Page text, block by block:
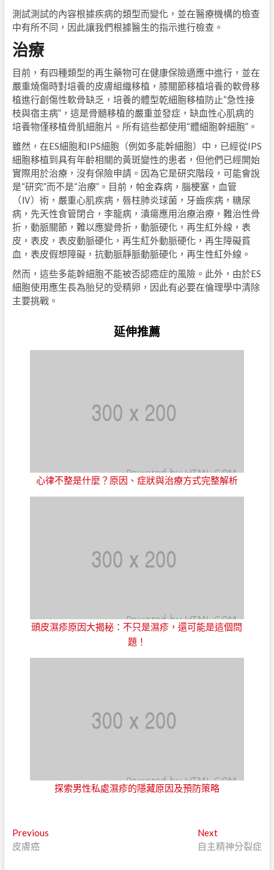
測試測試的內容根據疾病的類型而變化，並在醫療機構的檢查
中有所不同，因此讓我們根據醫生的指示進行檢查。
治療
目前，有四種類型的再生藥物可在健康保險適應中進行，並在
嚴重燒傷時對培養的皮膚組織移植，膝關節移植培養的軟骨移
植進行創傷性軟骨缺乏，培養的體型乾細胞移植防止“急性接
枝與宿主病”，這是骨髓移植的嚴重並發症，缺血性心肌病的
培養物僅移植骨肌細胞片。所有這些都使用“體細胞幹細胞”。
雖然，在ES細胞和IPS細胞（例如多能幹細胞）中，已經從IPS
細胞移植到具有年齡相關的黃斑變性的患者，但他們已經開始
實際用於治療，沒有保險申請。因為它是研究階段，可能會說
是“研究”而不是“治療”。目前，帕金森病，腦梗塞，血管
（Ⅳ）術，嚴重心肌疾病，唇柱肺炎球菌，牙齒疾病，糖尿
病，先天性食管閉合，李龍病，潰瘍應用治療治療，難治性骨
折，動脈關節，難以應變骨折，動脈硬化，再生紅外線，表
皮，表皮，表皮動脈硬化，再生紅外動脈硬化，再生障礙貧
血，表皮假想障礙，抗動脈靜脈​​動脈硬化，再生性紅外線。
然而，這些多能幹細胞不能被否認癌症的風險。此外，由於ES
細胞使用應生長為胎兒的受精卵，因此有必要在倫理學中清除
主要挑戰。
延伸推薦
心律不整是什麼？原因、症狀與治療方式完整解析
頭皮濕疹原因大揭秘：不只是濕疹，還可能是這個問
題！
探索男性私處濕疹的隱藏原因及預防策略
文
章
PreviousPrevious
皮膚癌
NextNext
post:
自主精神分裂症